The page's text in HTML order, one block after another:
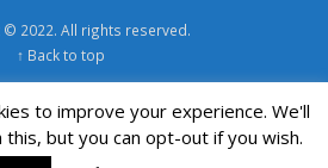
2022. All rights reserved.
↑ Back to top
to improve your experience. We'll
but you can opt-out if you wish.